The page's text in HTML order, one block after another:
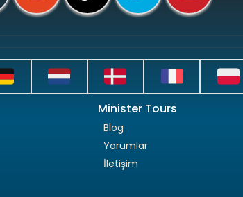
Minister Tours
Blog
Yorumlar
İletişim